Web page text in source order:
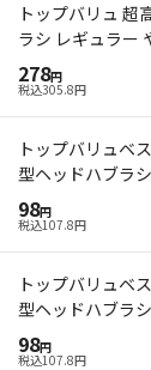
トップバリュ 超
ラシ レギュラー
278円
税込305.8円
トップバリュベ
型ヘッドハブラ
1本
98円
税込107.8円
トップバリュベ
型ヘッドハブラ
1本
98円
税込107.8円